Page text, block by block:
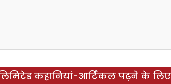
कहानियां-आर्टिकल पढ़ने के लिए